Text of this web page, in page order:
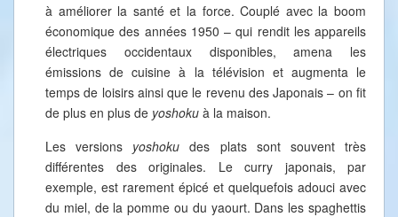
à améliorer la santé et la force. Couplé avec la boom
économique des années 1950 – qui rendit les appareils
électriques occidentaux disponibles, amena les
émissions de cuisine à la télévision et augmenta le
temps de loisirs ainsi que le revenu des Japonais – on fit
de plus en plus de yoshoku à la maison.
Les versions yoshoku des plats sont souvent très
différentes des originales. Le curry japonais, par
exemple, est rarement épicé et quelquefois adouci avec
du miel, de la pomme ou du yaourt. Dans les spaghettis